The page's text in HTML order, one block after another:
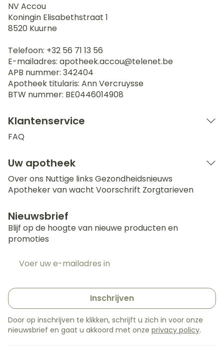
NV Accou
Koningin Elisabethstraat 1
8520 Kuurne
Telefoon: +32 56 71 13 56
E-mailadres: apotheek.accou@telenet.be
APB nummer: 342404
Apotheek titularis: Ann Vercruysse
BTW nummer: BE0446014908
Klantenservice
FAQ
Uw apotheek
Over ons Nuttige links Gezondheidsnieuws
Apotheker van wacht Voorschrift Zorgtarieven
Nieuwsbrief
Blijf op de hoogte van nieuwe producten en
promoties
Inschrijven
Door op inschrijven te klikken, schrijft u zich in voor onze
nieuwsbrief en gaat u akkoord met onze privacy policy.